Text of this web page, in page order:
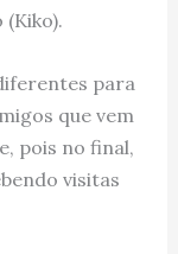
para
que vem
pois no final,
visitas